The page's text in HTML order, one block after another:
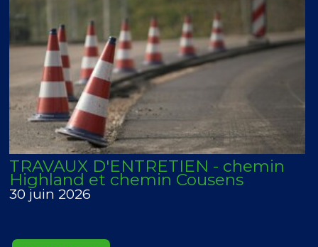
TRAVAUX D'ENTRETIEN - chemin
Highland et chemin Cousens
30 juin 2026